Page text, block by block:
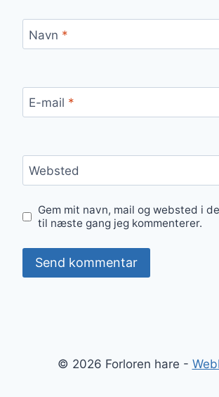
Navn *
E-mail *
Websted
Gem mit navn, mail og websted i
til næste gang jeg kommenterer.
© 2026 Forloren hare -